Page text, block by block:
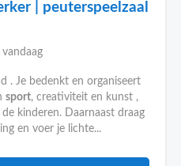
| peuterspeelzaal
vandaag
. Je bedenkt en organiseert
sport, creativiteit en kunst ,
kinderen. Daarnaast draag
en voer je lichte...